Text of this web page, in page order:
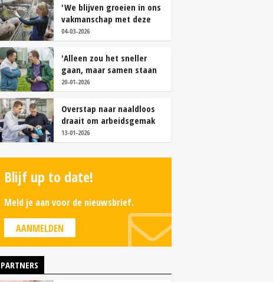
'We blijven groeien in ons
vakmanschap met deze
teamaanpak'
04-03-2026
'Alleen zou het sneller
gaan, maar samen staan
we stukken sterker'
20-01-2026
Overstap naar naaldloos
draait om arbeidsgemak
en diervriendelijkheid
13-01-2026
Blijf up to date!
Meld je aan voor de nieuwsbrief.
AANMELDEN
PARTNERS